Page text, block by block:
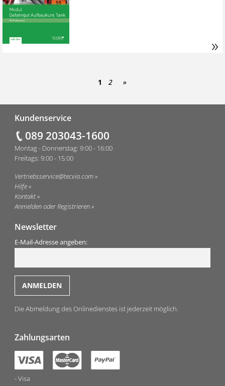
»
1 2
Kundenservice
089 203043-1600
Montag - Donnerstag: 9:00 - 16:00
Freitags: 9:00 - 15:00
Vertriebsservice@tecvia.com
Hilfe
Kontakt
Anmelden oder Registrieren
Newsletter
E-Mail-Adresse angeben:
Die Abmeldung des Onlinedienstes ist jederzeit möglich.
Zahlungsarten
Visa